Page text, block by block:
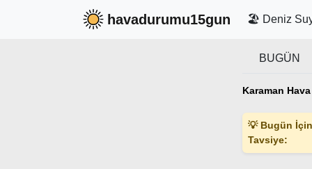
havadurumu15gun 🏖️ Deniz
BUGÜN
Karaman
💡 Bugün İçin
Tavsiye: